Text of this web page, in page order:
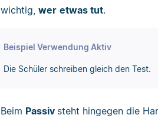
wichtig, wer etwas tut.
Beispiel Verwendung Aktiv
Die Schüler schreiben gleich den Test.
Beim Passiv steht hingegen die